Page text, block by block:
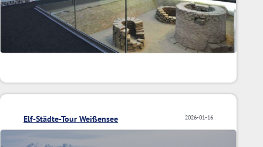
2026-01-16
Elf-Städte-Tour Weißensee